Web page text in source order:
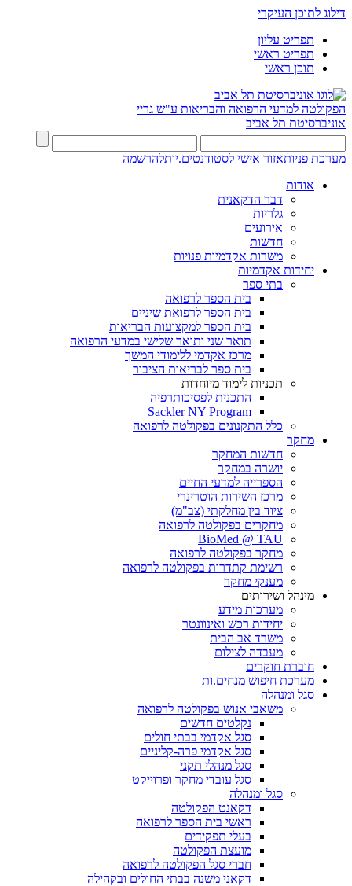
דילוג לתוכן העיקרי
תפריט עליון
תפריט ראשי
תוכן ראשי
הפקולטה למדעי הרפואה והבריאות ע"ש גריי
אוניברסיטת תל אביב
מערכת פניותאזור אישי לסטודנטים.יותלהרשמה
אודות
דבר הדקאנית
גלריות
אירועים
חדשות
משרות אקדמיות פנויות
יחידות אקדמיות
בתי ספר
בית הספר לרפואה
בית הספר לרפואת שיניים
בית הספר למקצועות הבריאות
תואר שני ותואר שלישי במדעי הרפואה
מרכז אקדמי ללימודי המשך
בית ספר לבריאות הציבור
תכניות לימוד מיוחדות
התכנית לפסיכותרפיה
Sackler NY Program
כלל התקנונים בפקולטה לרפואה
מחקר
חדשות המחקר
יושרה במחקר
הספרייה למדעי החיים
מרכז השירות הוטרינרי
ציוד בין מחלקתי (צב"מ)
מחקרים בפקולטה לרפואה
BioMed @ TAU
מחקר בפקולטה לרפואה
רשימת קתדרות בפקולטה לרפואה
מענקי מחקר
מינהל ושירותים
מערכות מידע
יחידות רכש ואינוונטר
משרד אב הבית
מעבדה לצילום
חוברת חוקרים
מערכת חיפוש מנחים.ות
סגל ומנהלה
משאבי אנוש בפקולטה לרפואה
נקלטים חדשים
סגל אקדמי בבתי חולים
סגל אקדמי פרה-קליניים
סגל מנהלי תקני
סגל עובדי מחקר ופרוייקט
סגל ומנהלה
דקאנט הפקולטה
ראשי בית הספר לרפואה
בעלי תפקידים
מועצת הפקולטה
חברי סגל הפקולטה לרפואה
דקאני משנה בבתי החולים ובקהילה